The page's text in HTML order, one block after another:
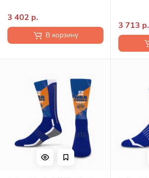
3 402 р.
В корзину
3 713 р.